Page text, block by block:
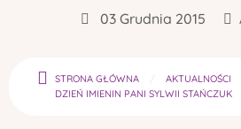
03 Grudnia 2015
STRONA GŁÓWNA
AKTUALNOŚCI
DZIEŃ IMIENIN PANI SYLWII STAŃCZUK